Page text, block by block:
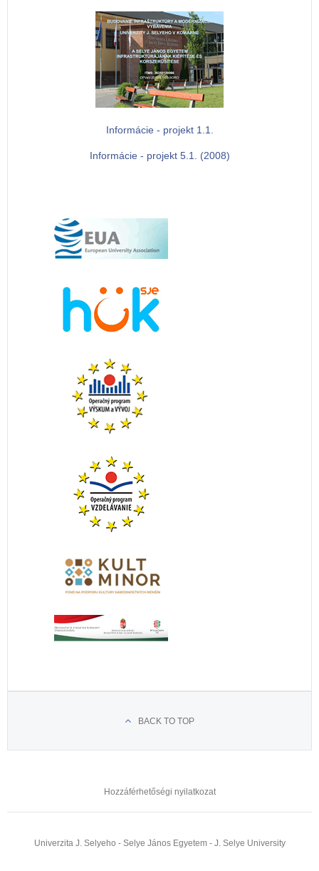
Informácie - projekt 1.1.
Informácie - projekt 5.1. (2008)
BACK TO TOP
Hozzáférhetőségi nyilatkozat
Univerzita J. Selyeho - Selye János Egyetem - J. Selye University